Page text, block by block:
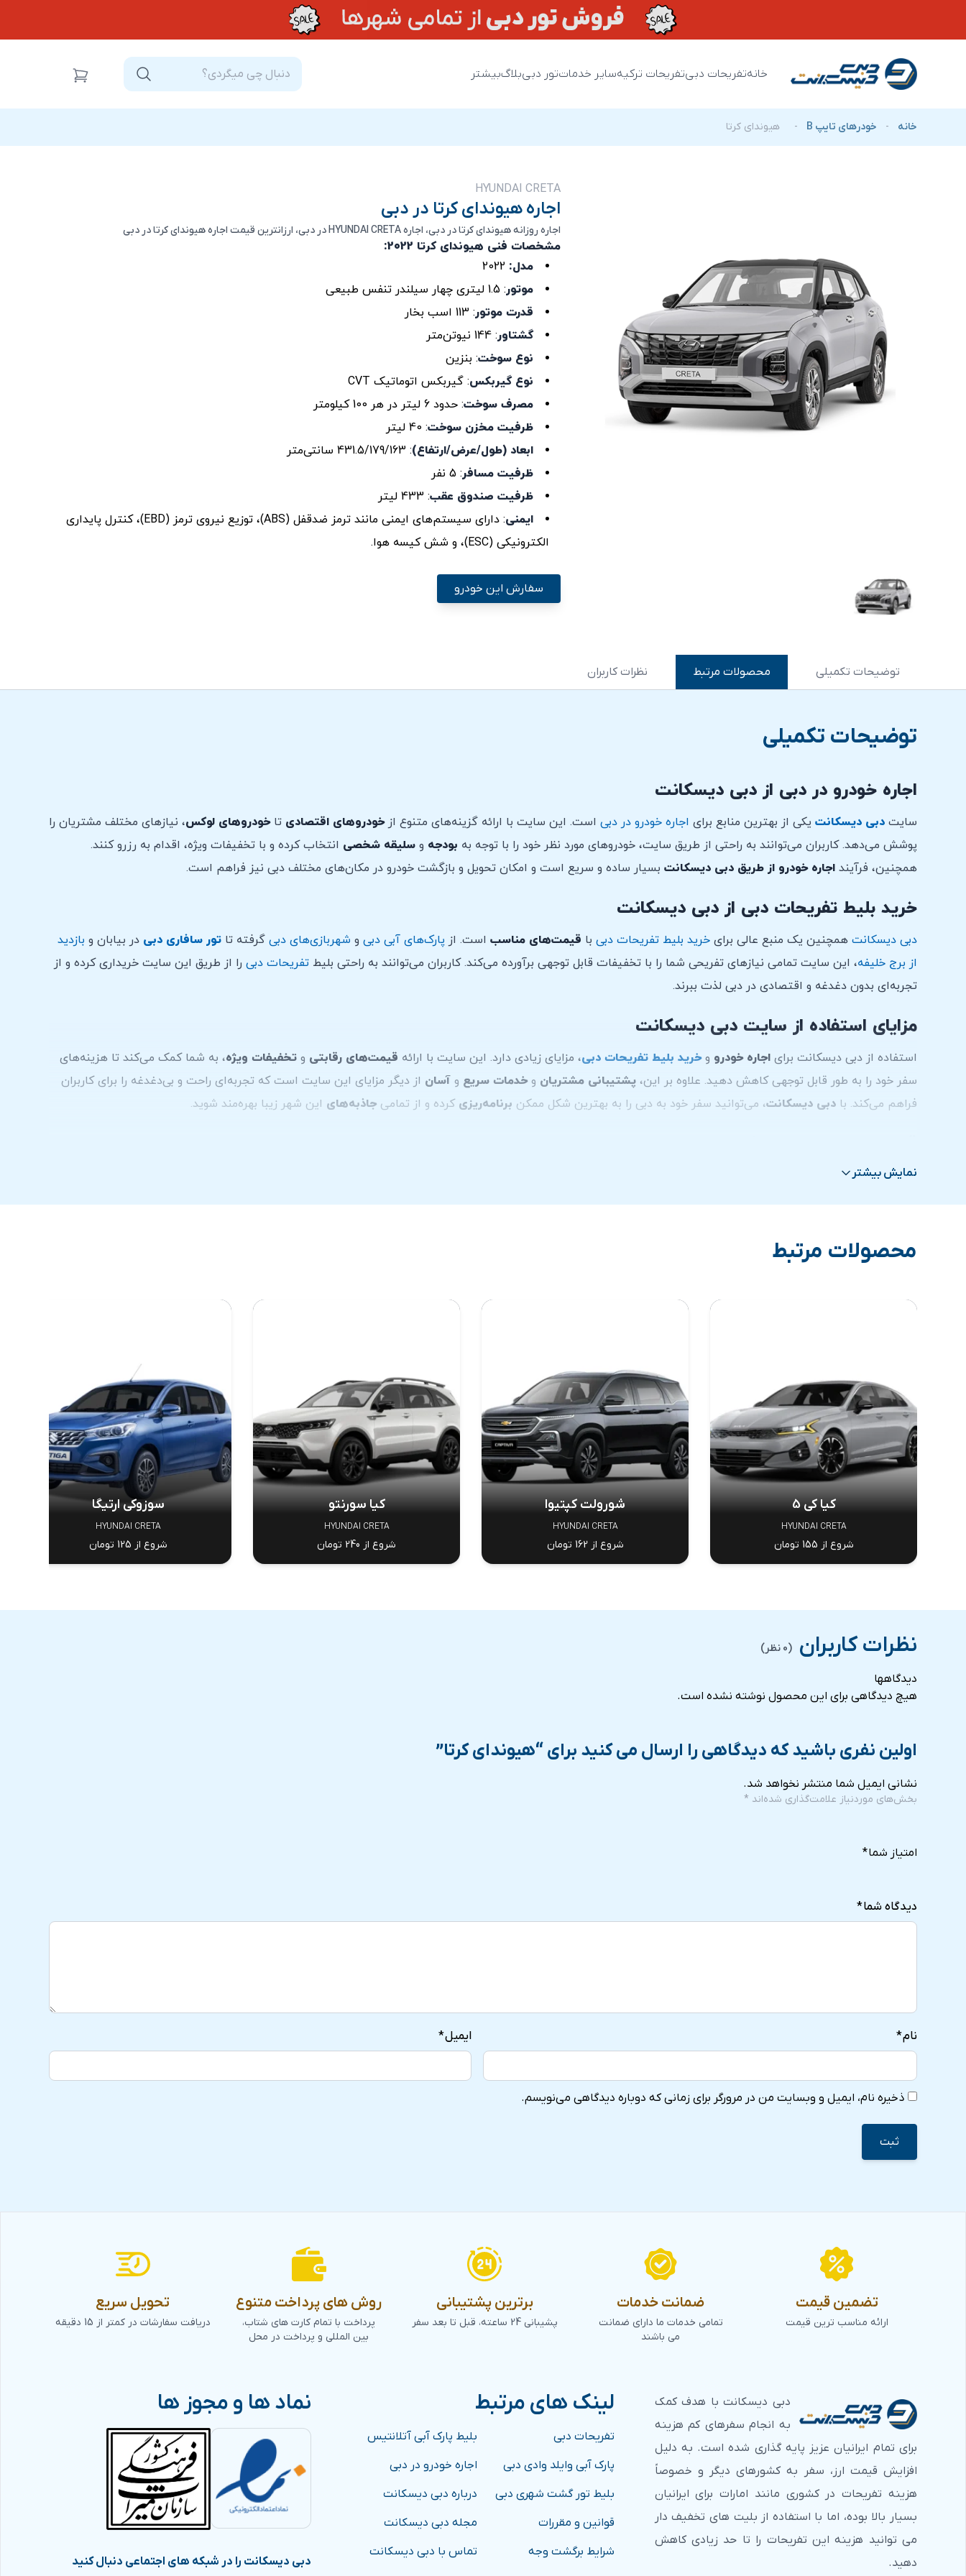
خانهتفریحات دبیتفریحات ترکیهسایر خدماتتور دبیبلاگبیشتر
خانه - خودرهای تایپ B - هیوندای کرتا
HYUNDAI CRETA
اجاره هیوندای کرتا در دبی
اجاره روزانه هیوندای کرتا در دبی، اجاره HYUNDAI CRETA در دبی، ارزانترین قیمت اجاره هیوندای کرتا در دبی
مشخصات فنی هیوندای کرتا 2022:
مدل:
موتور: 1.5 لیتری چهار سیلندر تنفس طبیعی
قدرت موتور: 113 اسب بخار
گشتاور: 144 نیوتن‌متر
نوع سوخت: بنزین
نوع گیربکس: گیربکس اتوماتیک CVT
مصرف سوخت: حدود 6 لیتر در هر 100 کیلومتر
ظرفیت مخزن سوخت: 40 لیتر
ابعاد (طول/عرض/ارتفاع): 431.5/179/163 سانتی‌متر
ظرفیت مسافر: 5 نفر
ظرفیت صندوق عقب: 433 لیتر
ایمنی
: دارای سیستم‌های ایمنی مانند ترمز ضدقفل (ABS)، توزیع نیروی ترمز (EBD)، کنترل پایداری
الکترونیکی (ESC)، و شش کیسه هوا.
سفارش این خودرو
توضیحات تکمیلی محصولات مرتبط نظرات کاربران
توضیحات تکمیلی
اجاره خودرو در دبی از دبی دیسکانت
سایت دبی دیسکانت یکی از بهترین منابع برای اجاره خودرو در دبی است. این سایت با ارائه گزینه‌های متنوع ازخودروهای اقتصادی تاخودروهای لوکس، نیازهای مختلف مشتریان را
پوشش می‌دهد. کاربران می‌توانند به راحتی از طریق سایت، خودروهای مورد نظر خود را با توجه به بودجه و سلیقه شخصی انتخاب کرده و با تخفیفات ویژه، اقدام به رزرو کنند.
همچنین، فرآیند اجاره خودرو از طریق دبی دیسکانت بسیار ساده و سریع است و امکان تحویل و بازگشت خودرو در مکان‌های مختلف دبی نیز فراهم است.
خرید بلیط تفریحات دبی از دبی دیسکانت
دبی دیسکانت همچنین یک منبع عالی برای خرید بلیط تفریحات دبی با قیمت‌های مناسب است. از پارک‌های آبی دبی و شهربازی‌های دبی گرفته تا تور سافاری دبی در بیابان و بازدید
از برج خلیفه، این سایت تمامی نیازهای تفریحی شما را با تخفیفات قابل توجهی برآورده می‌کند. کاربران می‌توانند به راحتی بلیط تفریحات دبی را از طریق این سایت خریداری کرده و از
تجربه‌ای بدون دغدغه و اقتصادی در دبی لذت ببرند.
مزایای استفاده از سایت دبی دیسکانت
استفاده از دبی دیسکانت برای اجاره خودرو وخرید بلیط تفریحات دبی، مزایای زیادی دارد. این سایت با ارائه قیمت‌های رقابتی و تخفیفات ویژه، به شما کمک می‌کند تا هزینه‌های
سفر خود را به طور قابل توجهی کاهش دهید. علاوه بر این، پشتیبانی مشتریان وخدمات سریع و آسان از دیگر مزایای این سایت است که تجربه‌ای راحت و بی‌دغدغه را برای کاربران
فراهم می‌کند. با دبی دیسکانت، می‌توانید سفر خود به دبی را به بهترین شکل ممکن برنامه‌ریزی کرده و از تمامی جاذبه‌های این شهر زیبا بهره‌مند شوید.
هزینه اجاره خودرو هیوندای کرتا
راه های ارتباطی با کارشناسان دبی دیسکانت:
نمایش بیشتر
محصولات مرتبط
کیا کی 5
HYUNDAI CRETA
شروع از 155 تومان
شورولت کپتیوا
HYUNDAI CRETA
شروع از 162 تومان
کیا سورنتو
HYUNDAI CRETA
شروع از 240 تومان
سوزوکی ارتیگا
HYUNDAI CRETA
شروع از 125 تومان
نظرات کاربران (0 نظر)
دیدگاهها
هیچ دیدگاهی برای این محصول نوشته نشده است.
اولین نفری باشید که دیدگاهی را ارسال می کنید برای “هیوندای کرتا”
نشانی ایمیل شما منتشر نخواهد شد.
بخش‌های موردنیاز علامت‌گذاری شده‌اند *
امتیاز شما*
دیدگاه شما*
نام* ایمیل*
ذخیره نام، ایمیل و وبسایت من در مرورگر برای زمانی که دوباره دیدگاهی می‌نویسم.
تضمین قیمت
ارائه مناسب ترین قیمت
ضمانت خدمات
تمامی خدمات ما دارای ضمانت
می باشند
برترین پشتیبانی
پشیبانی 24 ساعته، قبل تا بعد سفر
روش های پرداخت متنوع
پرداخت با تمام کارت های شتاب،
بین المللی و پرداخت در محل
تحویل سریع
دریافت سفارشات در کمتر از 15 دقیقه
دبی دیسکانت با هدف کمک
به انجام سفرهای کم هزینه
برای تمام ایرانیان عزیز پایه گذاری شده است. به دلیل
افزایش قیمت ارز، سفر به کشورهای دیگر و خصوصاً
هزینه تفریحات در کشوری مانند امارات برای ایرانیان
بسیار بالا بوده، اما با استفاده از بلیت های تخفیف دار
می توانید هزینه این تفریحات را تا حد زیادی کاهش
دهید.
لینک های مرتبط
تفریحات دبی
بلیط پارک آبی آتلانتیس
پارک آبی وایلد وادی دبی
اجاره خودرو در دبی
بلیط تور گشت شهری دبی
درباره دبی دیسکانت
قوانین و مقررات
مجله دبی دیسکانت
شرایط برگشت وجه
تماس با دبی دیسکانت
نماد ها و مجوز ها
دبی دیسکانت را در شبکه های اجتماعی دنبال کنید